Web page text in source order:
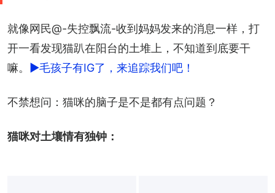
就像网民@-失控飘流-收到妈妈发来的消息一样，打
开一看发现猫趴在阳台的土堆上，不知道到底要干
嘛。 ►毛孩子有IG了，来追踪我们吧！
不禁想问：猫咪的脑子是不是都有点问题？
猫咪对土壤情有独钟：